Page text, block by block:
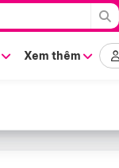
Xem thêm